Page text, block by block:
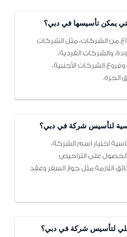
يمكن تأسيسها في دبي؟
من الشركات، مثل الشركات
والشركات الفردية،
الشركات الأجنبية،
الحرة.
لتأسيس شركة في دبي؟
اختيار اسم الشركة،
على التراخيص
اللازمة مثل جواز السفر وعقد
لتأسيس شركة في دبي؟